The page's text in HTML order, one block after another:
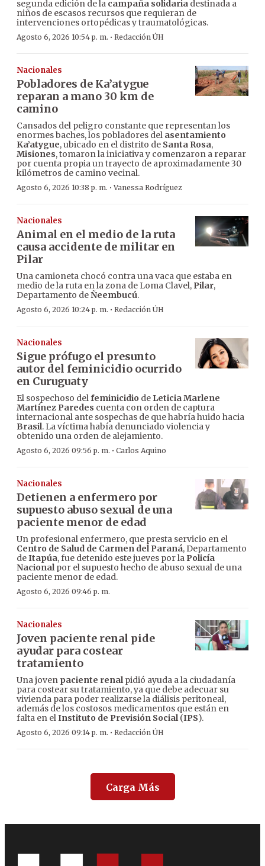
segunda edición de la campaña solidaria destinada a
niños de escasos recursos que requieran de
intervenciones ortopédicas y traumatológicas.
Agosto 6, 2026 10:54 p. m. · Redacción ÚH
Nacionales
Pobladores de Ka’atygue
reparan a mano 30 km de
camino
Cansados del peligro constante que representan los
enormes baches, los pobladores del asentamiento
Ka’atygue, ubicado en el distrito de Santa Rosa,
Misiones, tomaron la iniciativa y comenzaron a reparar
por cuenta propia un trayecto de aproximadamente 30
kilómetros de camino vecinal.
Agosto 6, 2026 10:38 p. m. ·Vanessa Rodríguez
Nacionales
Animal en el medio de la ruta
causa accidente de militar en
Pilar
Una camioneta chocó contra una vaca que estaba en
medio de la ruta en la zona de Loma Clavel, Pilar,
Departamento deÑeembucú.
Agosto 6, 2026 10:24 p. m. · Redacción ÚH
Nacionales
Sigue prófugo el presunto
autor del feminicidio ocurrido
en Curuguaty
El sospechoso delfeminicidio de Leticia Marlene
Martínez Paredes cuenta con orden de captura
internacional ante sospechas de que habría huido hacia
Brasil. La víctima había denunciado violencia y
obtenido una orden de alejamiento.
Agosto 6, 2026 09:56 p. m. · Carlos Aquino
Nacionales
Detienen a enfermero por
supuesto abuso sexual de una
paciente menor de edad
Un profesional enfermero, que presta servicio en el
Centro de Salud de Carmen del Paraná, Departamento
deItapúa, fue detenido este jueves por la Policía
Nacionalpor el supuesto hecho de abuso sexual de una
paciente menor de edad.
Agosto 6, 2026 09:46 p. m.
Nacionales
Joven paciente renal pide
ayudar para costear
tratamiento
Una joven paciente renalpidió ayuda a la ciudadanía
para costear su tratamiento, ya que debe adecuar su
vivienda para poder realizarse la diálisis peritoneal,
además de los costosos medicamentos que están en
falta en elInstituto de Previsión Social(IPS).
Agosto 6, 2026 09:14 p. m. · Redacción ÚH
Carga Más